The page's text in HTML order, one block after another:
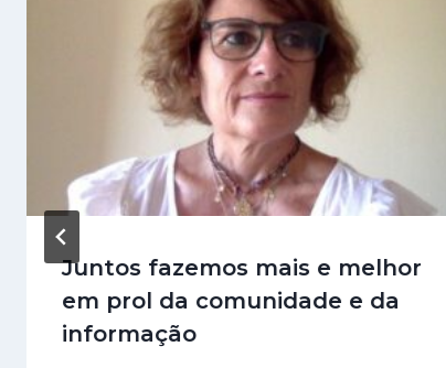
Juntos fazemos mais e melhor
em prol da comunidade e da
informação